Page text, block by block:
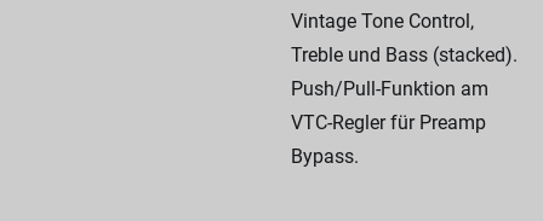
Vintage Tone Control,
Treble und Bass (stacked).
Push/Pull-Funktion am
VTC-Regler für Preamp
Bypass.